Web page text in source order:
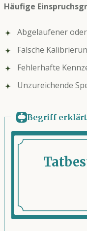
Häufige
Abgelaufener
Falsche
Fehlerhafte
Unzureichende
Begriff erklärt